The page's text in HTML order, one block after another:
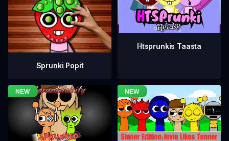
Sprunki Popit
Htsprunkis Taasta